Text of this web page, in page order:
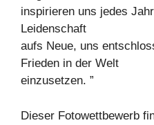
inspirieren uns jedes
Leidenschaft
aufs Neue, uns
Frieden in der Welt
einzusetzen. ”
Dieser Fotowettbewerb